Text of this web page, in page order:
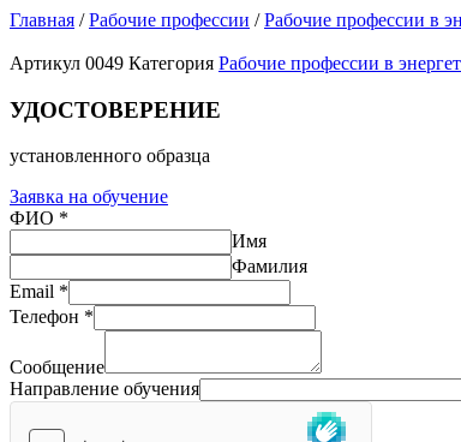
Главная /Рабочие профессии /Рабочие профессии в
Артикул 0049 Категория Рабочие профессии в
УДОСТОВЕРЕНИЕ
установленного образца
Заявка на обучение
ФИО *
Имя
Фамилия
Email *
Телефон *
Сообщение
Направление обучения